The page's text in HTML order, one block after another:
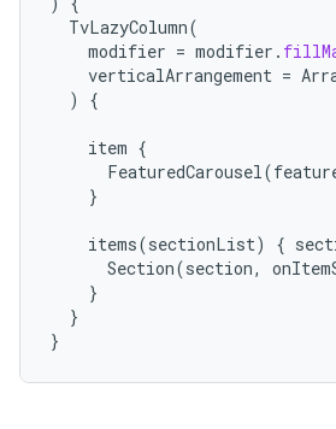
TvLazyColumn(
modifier = modifier .
verticalArrangement =
)
{
item {
FeaturedCarousel (
}
items(sectionList) {
Section(section,
}
}
}